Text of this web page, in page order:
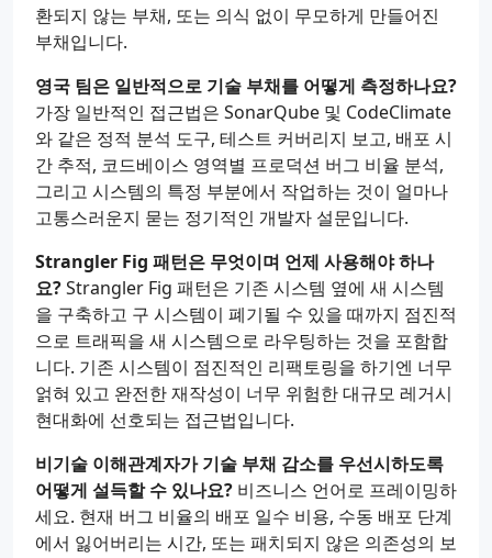
환되지 않는 부채, 또는 의식 없이 무모하게 만들어진
부채입니다.
영국 팀은 일반적으로 기술 부채를 어떻게 측정하나요?
가장 일반적인 접근법은 SonarQube 및 CodeClimate
와 같은 정적 분석 도구, 테스트 커버리지 보고, 배포 시
간 추적, 코드베이스 영역별 프로덕션 버그 비율 분석,
그리고 시스템의 특정 부분에서 작업하는 것이 얼마나
고통스러운지 묻는 정기적인 개발자 설문입니다.
Strangler Fig 패턴은 무엇이며 언제 사용해야 하나
요?Strangler Fig 패턴은 기존 시스템 옆에 새 시스템
을 구축하고 구 시스템이 폐기될 수 있을 때까지 점진적
으로 트래픽을 새 시스템으로 라우팅하는 것을 포함합
니다. 기존 시스템이 점진적인 리팩토링을 하기엔 너무
얽혀 있고 완전한 재작성이 너무 위험한 대규모 레거시
현대화에 선호되는 접근법입니다.
비기술 이해관계자가 기술 부채 감소를 우선시하도록
어떻게 설득할 수 있나요? 비즈니스 언어로 프레이밍하
세요. 현재 버그 비율의 배포 일수 비용, 수동 배포 단계
에서 잃어버리는 시간, 또는 패치되지 않은 의존성의 보